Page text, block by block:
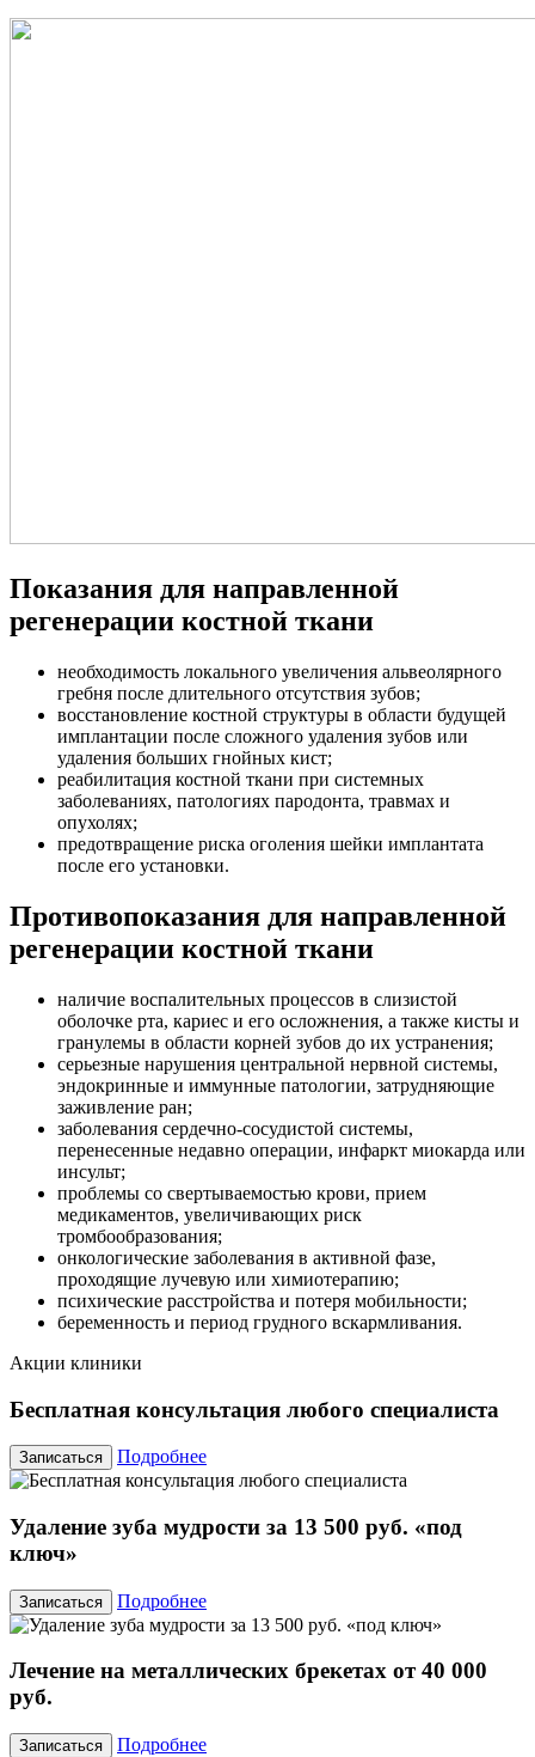
Показания для направленной
регенерации костной ткани
необходимость локального увеличения альвеолярного
гребня после длительного отсутствия зубов;
восстановление костной структуры в области будущей
имплантации после сложного удаления зубов или
удаления больших гнойных кист;
реабилитация костной ткани при системных
заболеваниях, патологиях пародонта, травмах и
опухолях;
предотвращение риска оголения шейки имплантата
после его установки.
Противопоказания для направленной
регенерации костной ткани
наличие воспалительных процессов в слизистой
оболочке рта, кариес и его осложнения, а также кисты и
гранулемы в области корней зубов до их устранения;
серьезные нарушения центральной нервной системы,
эндокринные и иммунные патологии, затрудняющие
заживление ран;
заболевания сердечно-сосудистой системы,
перенесенные недавно операции, инфаркт миокарда или
инсульт;
проблемы со свертываемостью крови, прием
медикаментов, увеличивающих риск
тромбообразования;
онкологические заболевания в активной фазе,
проходящие лучевую или химиотерапию;
психические расстройства и потеря мобильности;
беременность и период грудного вскармливания.
Акции клиники
Бесплатная консультация любого специалиста
Записаться Подробнее
Удаление зуба мудрости за 13 500 руб. «под
ключ»
Записаться Подробнее
Лечение на металлических брекетах от 40 000
руб.
Записаться Подробнее